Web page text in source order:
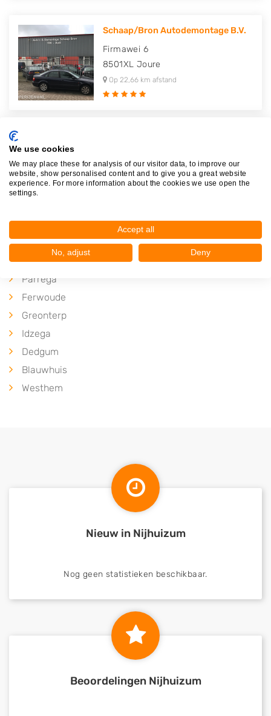
Schaap/Bron Autodemontage B.V.
Firmawei 6
8501XL Joure
Op 22,66 km afstand
Plaatsen in de buurt
Workum
Hieslum
It Heidenskip
Gaastmeer
Parrega
Ferwoude
Greonterp
Idzega
Dedgum
Blauwhuis
Westhem
Nieuw in Nijhuizum
Nog geen statistieken beschikbaar.
Beoordelingen Nijhuizum
We use cookies
We may place these for analysis of our visitor data, to improve our
website, show personalised content and to give you a great website
experience. For more information about the cookies we use open the
settings.
Accept all
No, adjust Deny